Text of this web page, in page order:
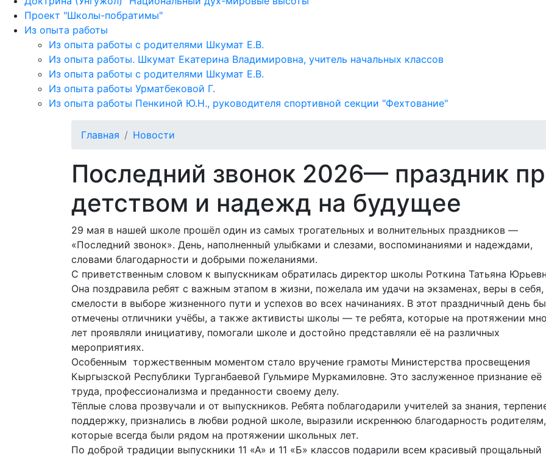
Проект "Школы-побратимы"
Из опыта работы
Из опыта работы с родителями Шкумат Е.В.
Из опыта работы. Шкумат Екатерина Владимировна, учитель начальных классов
Из опыта работы с родителями Шкумат Е.В.
Из опыта работы Урматбековой Г.
Из опыта работы Пенкиной Ю.Н., руководителя спортивной секции "Фехтование"
Главная Новости
Последний звонок 2026— праздник
детством и надежд на будущее
29 мая в нашей школе прошёл один из самых трогательных и волнительных праздников —
«Последний звонок». День, наполненный улыбками и слезами, воспоминаниями и надеждами,
словами благодарности и добрыми пожеланиями.
С приветственным словом к выпускникам обратилась директор школы Роткина Татьяна
Она поздравила ребят с важным этапом в жизни, пожелала им удачи на экзаменах, веры в себя,
смелости в выборе жизненного пути и успехов во всех начинаниях. В этот праздничный день
отмечены отличники учёбы, а также активисты школы — те ребята, которые на протяжении
лет проявляли инициативу, помогали школе и достойно представляли её на различных
мероприятиях.
Особенным торжественным моментом стало вручение грамоты Министерства просвещения
Кыргызской Республики Турганбаевой Гульмире Муркамиловне. Это заслуженное признание её
труда, профессионализма и преданности своему делу.
Тёплые слова прозвучали и от выпускников. Ребята поблагодарили учителей за знания,
поддержку, признались в любви родной школе, выразили искреннюю благодарность родителям,
которые всегда были рядом на протяжении школьных лет.
По доброй традиции выпускники 11 «А» и 11 «Б» классов подарили всем красивый прощальный